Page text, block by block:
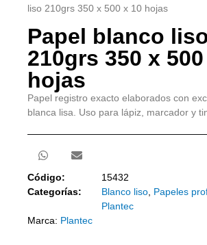
liso 210grs 350 x 500 x 10 hojas
Papel blanco
210grs 350 x
hojas
Papel registro exacto elaborados con
blanca lisa. Uso para lápiz, marcador y
Código:
15432
Categorías:
Blanco liso, Papeles
Plantec
Marca: Plantec